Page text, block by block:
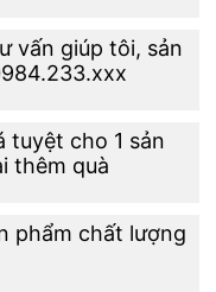
vấn giúp tôi, sản
tuyệt cho 1 sản
thêm quà
phẩm chất lượng